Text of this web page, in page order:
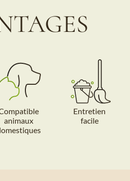
animaux
Entretien
facile